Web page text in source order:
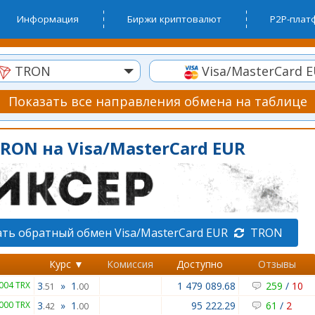
Информация Биржи криптовалют P2P-
TRON
Visa/MasterCard
Показать все направления обмена на таблице
на Visa/MasterCard EUR
обратный обмен Visa/MasterCard EUR TRON
Курс ▼ Комиссия Доступно Отзывы
TRX 3.51 » 1 .00 1 479 089.68 259 / 10
TRX 3.42 » 1 .00 95 222.29 61 / 2